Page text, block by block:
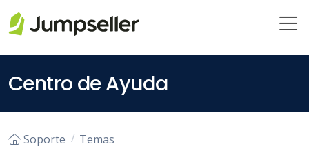
Centro de Ayuda
Soporte Temas